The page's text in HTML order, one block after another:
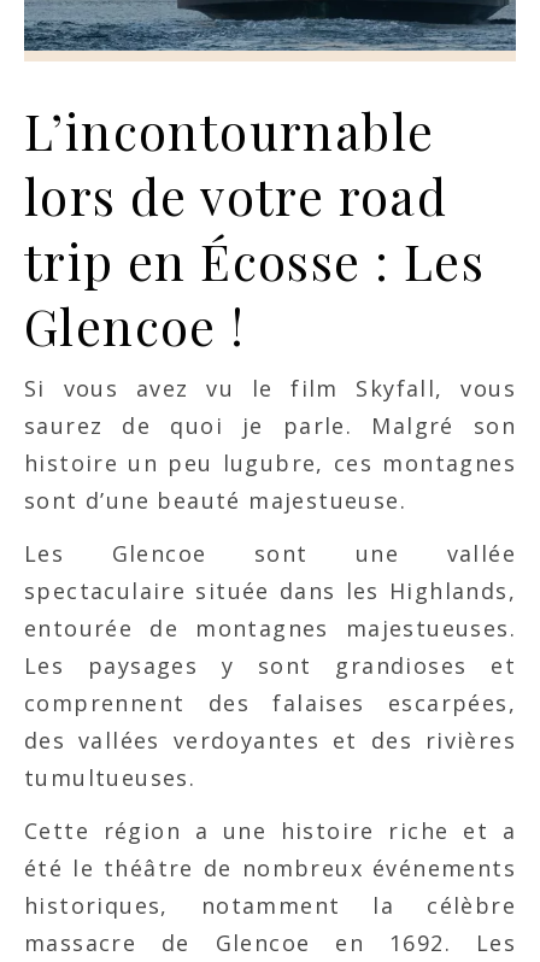
L’incontournable
lors de votre road
trip en Écosse : Les
Glencoe !
Si vous avez vu le film Skyfall, vous
saurez de quoi je parle. Malgré son
histoire un peu lugubre, ces montagnes
sont d’une beauté majestueuse.
Les Glencoe sont une vallée
spectaculaire située dans les Highlands,
entourée de montagnes majestueuses.
Les paysages y sont grandioses et
comprennent des falaises escarpées,
des vallées verdoyantes et des rivières
tumultueuses.
Cette région a une histoire riche et a
été le théâtre de nombreux événements
historiques, notamment la célèbre
massacre de Glencoe en 1692. Les